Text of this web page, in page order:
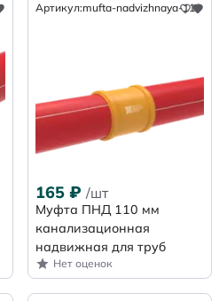
Артикул:mufta-nadvizhnaya-110
165 ₽ /шт
Муфта ПНД 110 мм
канализационная
надвижная для труб
Нет оценок